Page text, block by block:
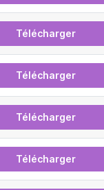
Télécharger
Télécharger
Télécharger
Télécharger